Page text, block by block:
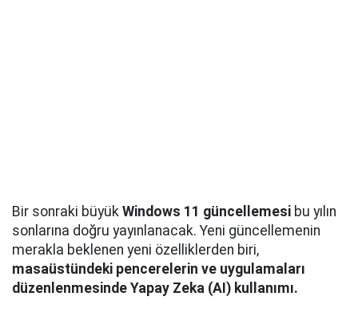
Bir sonraki büyük Windows 11 güncellemesi bu yılın
sonlarına doğru yayınlanacak. Yeni güncellemenin
merakla beklenen yeni özelliklerden biri,
masaüstündeki pencerelerin ve uygulamaları
düzenlenmesinde Yapay Zeka (AI) kullanımı.